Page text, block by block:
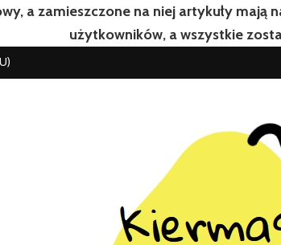
a zamieszczone na niej artykuły
użytkowników, a wszystkie